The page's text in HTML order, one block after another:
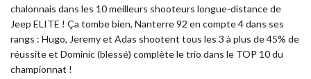
chalonnais dans les 10 meilleurs shooteurs longue-distance de
Jeep ELITE ! Ça tombe bien, Nanterre 92 en compte 4 dans ses
rangs : Hugo, Jeremy et Adas shootent tous les 3 à plus de 45% de
réussite et Dominic (blessé) complète le trio dans le TOP 10 du
championnat !